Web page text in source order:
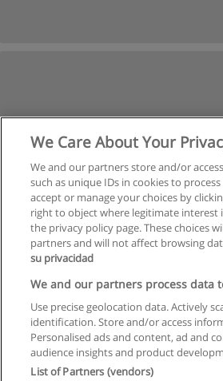
Следующая
Страница1из2
Правила
Конфиденциальность
Напишите
Copyright © Educaedu Business S.L. -
We Care About Your
We and our partners store and/or
such as unique IDs in cookies to
accept or manage your choices by
right to object where legitimate interest
the privacy policy page. These choices
partners and will not affect browsing
su privacidad
We and our partners process data
Use precise geolocation data. Actively
identification. Store and/or access
Personalised ads and content, ad and
audience insights and product
List of Partners (vendors)